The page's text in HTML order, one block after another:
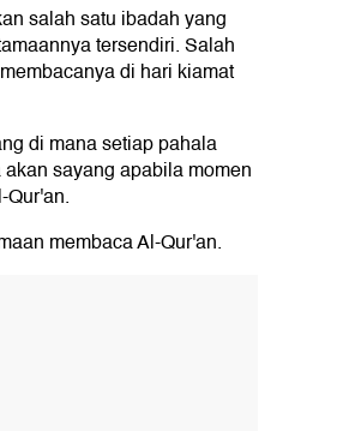
Malaikat
salah satu ibadah yang
tersendiri. Salah
di hari kiamat
di mana setiap pahala
sayang apabila momen
membaca Al-Qur'an.